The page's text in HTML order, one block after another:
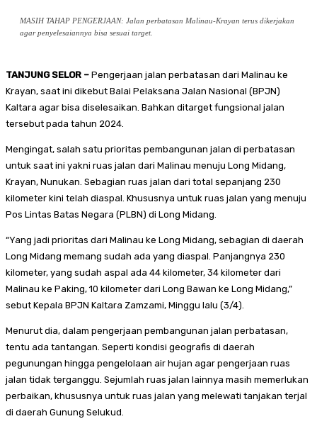
MASIH TAHAP PENGERJAAN: Jalan perbatasan Malinau-Krayan terus dikerjakan
agar penyelesaiannya bisa sesuai target.
TANJUNG SELOR – Pengerjaan jalan perbatasan dari Malinau ke
Krayan, saat ini dikebut Balai Pelaksana Jalan Nasional (BPJN)
Kaltara agar bisa diselesaikan. Bahkan ditarget fungsional jalan
tersebut pada tahun 2024.
Mengingat, salah satu prioritas pembangunan jalan di perbatasan
untuk saat ini yakni ruas jalan dari Malinau menuju Long Midang,
Krayan, Nunukan. Sebagian ruas jalan dari total sepanjang 230
kilometer kini telah diaspal. Khususnya untuk ruas jalan yang menuju
Pos Lintas Batas Negara (PLBN) di Long Midang.
“Yang jadi prioritas dari Malinau ke Long Midang, sebagian di daerah
Long Midang memang sudah ada yang diaspal. Panjangnya 230
kilometer, yang sudah aspal ada 44 kilometer, 34 kilometer dari
Malinau ke Paking, 10 kilometer dari Long Bawan ke Long Midang,”
sebut Kepala BPJN Kaltara Zamzami, Minggu lalu (3/4).
Menurut dia, dalam pengerjaan pembangunan jalan perbatasan,
tentu ada tantangan. Seperti kondisi geografis di daerah
pegunungan hingga pengelolaan air hujan agar pengerjaan ruas
jalan tidak terganggu. Sejumlah ruas jalan lainnya masih memerlukan
perbaikan, khususnya untuk ruas jalan yang melewati tanjakan terjal
di daerah Gunung Selukud.